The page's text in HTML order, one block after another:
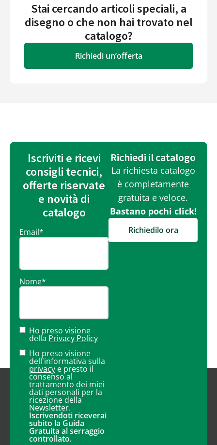
Stai cercando articoli speciali, a
disegno o che non hai trovato nel
catalogo?
Richiedi un’offerta
Iscriviti e ricevi
consigli tecnici,
offerte riservate
e novità di
catalogo
Email*
Nome*
Ho preso visione
della Privacy Policy
Ho preso visione
dell'informativa sulla
privacy e presto il
consenso al
trattamento dei miei
dati personali per la
ricezione della
Newsletter.
Iscrivendoti riceverai
subito la Guida
Gratuita al serraggio
controllato.
Richiedi il catalogo
La richiesta catalogo
è completamente
gratuita e veloce.
Bastano pochi click!
Richiedilo ora